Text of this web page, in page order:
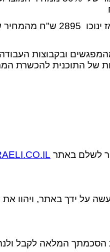
ובקבוצות העבודה
של התוכנית להכשרת
לשלם באתר
על ידך באתר, ויהוו
המלאה לקבל